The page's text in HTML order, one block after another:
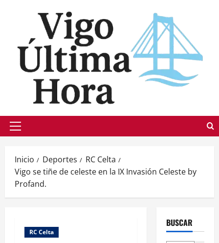
Menú
Inicio Deportes
RC Celta
Vigo se tiñe de celeste en la IX Invasión Celeste by
Profand.
RC Celta
BUSCAR